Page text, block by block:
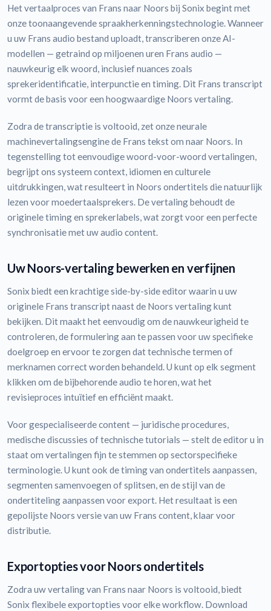
Het vertaalproces van Frans naar Noors bij Sonix begint met
onze toonaangevende spraakherkenningstechnologie. Wanneer
u uw Frans audio bestand uploadt, transcriberen onze AI-
modellen — getraind op miljoenen uren Frans audio —
nauwkeurig elk woord, inclusief nuances zoals
sprekeridentificatie, interpunctie en timing. Dit Frans transcript
vormt de basis voor een hoogwaardige Noors vertaling.
Zodra de transcriptie is voltooid, zet onze neurale
machinevertalingsengine de Frans tekst om naar Noors. In
tegenstelling tot eenvoudige woord-voor-woord vertalingen,
begrijpt ons systeem context, idiomen en culturele
uitdrukkingen, wat resulteert in Noors ondertitels die natuurlijk
lezen voor moedertaalsprekers. De vertaling behoudt de
originele timing en sprekerlabels, wat zorgt voor een perfecte
synchronisatie met uw audio content.
Uw Noors-vertaling bewerken en verfijnen
Sonix biedt een krachtige side-by-side editor waarin u uw
originele Frans transcript naast de Noors vertaling kunt
bekijken. Dit maakt het eenvoudig om de nauwkeurigheid te
controleren, de formulering aan te passen voor uw specifieke
doelgroep en ervoor te zorgen dat technische termen of
merknamen correct worden behandeld. U kunt op elk segment
klikken om de bijbehorende audio te horen, wat het
revisieproces intuïtief en efficiënt maakt.
Voor gespecialiseerde content — juridische procedures,
medische discussies of technische tutorials — stelt de editor u in
staat om vertalingen fijn te stemmen op sectorspecifieke
terminologie. U kunt ook de timing van ondertitels aanpassen,
segmenten samenvoegen of splitsen, en de stijl van de
ondertiteling aanpassen voor export. Het resultaat is een
gepolijste Noors versie van uw Frans content, klaar voor
distributie.
Exportopties voor Noors ondertitels
Zodra uw vertaling van Frans naar Noors is voltooid, biedt
Sonix flexibele exportopties voor elke workflow. Download